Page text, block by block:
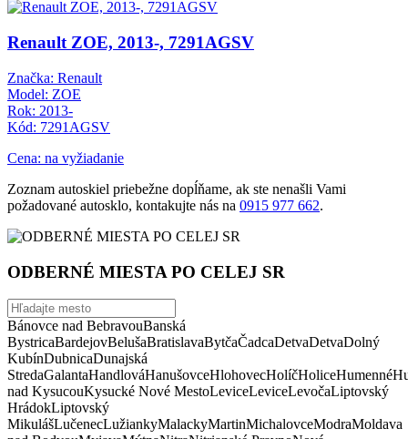
Renault ZOE, 2013-, 7291AGSV
Značka: Renault
Model: ZOE
Rok: 2013-
Kód: 7291AGSV
Cena: na vyžiadanie
Zoznam autoskiel priebežne dopĺňame, ak ste nenašli Vami
požadované autosklo, kontakujte nás na 0915 977 662.
ODBERNÉ MIESTA PO CELEJ SR
Bánovce nad BebravouBanská
BystricaBardejovBelušaBratislavaBytčaČadcaDetvaDetvaDolný
KubínDubnicaDunajská
StredaGalantaHandlováHanušovceHlohovecHolíčHoliceHumenné
nad KysucouKysucké Nové MestoLeviceLeviceLevočaLiptovský
HrádokLiptovský
MikulášLučenecLužiankyMalackyMartinMichalovceModraMoldava